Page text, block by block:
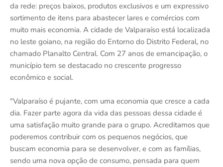
da rede: preços baixos, produtos exclusivos e um expressivo
sortimento de itens para abastecer lares e comércios com
muito mais economia. A cidade de Valparaíso está localizada
no leste goiano, na região do Entorno do Distrito Federal, no
chamado Planalto Central. Com 27 anos de emancipação, o
município tem se destacado no crescente progresso
econômico e social.
"Valparaíso é pujante, com uma economia que cresce a cada
dia. Fazer parte agora da vida das pessoas dessa cidade é
uma satisfação muito grande para o grupo. Acreditamos que
poderemos contribuir com os pequenos negócios, que
buscam economia para se desenvolver, e com as famílias,
sendo uma nova opção de consumo, pensada para quem